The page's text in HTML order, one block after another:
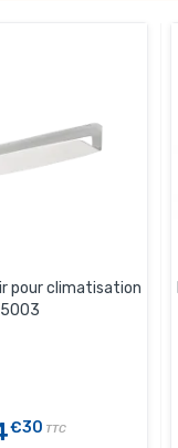
pour climatisation
5003
€30 TTC